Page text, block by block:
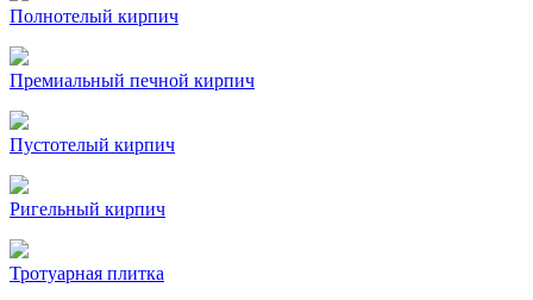
Полнотелый кирпич
Премиальный печной кирпич
Пустотелый кирпич
Ригельный кирпич
Тротуарная плитка